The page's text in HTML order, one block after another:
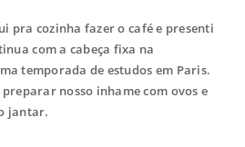
pra cozinha fazer o café e presenti
com a cabeça fixa na
temporada de estudos em Paris.
nosso inhame com ovos e
jantar.